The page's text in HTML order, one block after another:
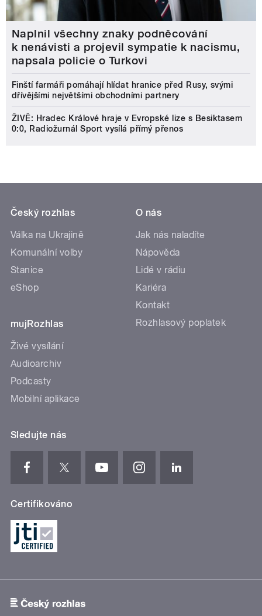
Naplnil všechny znaky podněcování
k nenávisti a projevil sympatie k nacismu,
napsala policie o Turkovi
Finští farmáři pomáhají hlídat hranice před Rusy, svými
dřívějšími největšími obchodními partnery
ŽIVĚ: Hradec Králové hraje v Evropské lize s Besiktasem
0:0, Radiožurnál Sport vysílá přímý přenos
Český rozhlas
Válka na Ukrajině
Komunální volby
Stanice
eShop
mujRozhlas
Živé vysílání
Audioarchiv
Podcasty
Mobilní aplikace
O nás
Jak nás naladíte
Nápověda
Lidé v rádiu
Kariéra
Kontakt
Rozhlasový poplatek
Sledujte nás
Certifikováno